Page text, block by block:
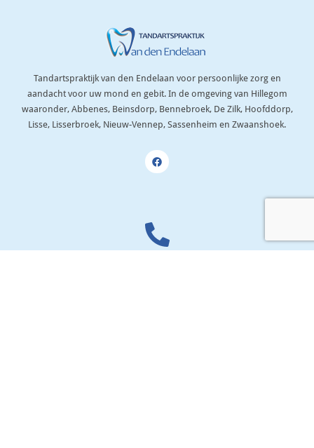
Tandartspraktijk van den Endelaan voor persoonlijke zorg en
aandacht voor uw mond en gebit. In de omgeving van Hillegom
waaronder, Abbenes, Beinsdorp, Bennebroek, De Zilk, Hoofddorp,
Lisse, Lisserbroek, Nieuw-Vennep, Sassenheim en Zwaanshoek.